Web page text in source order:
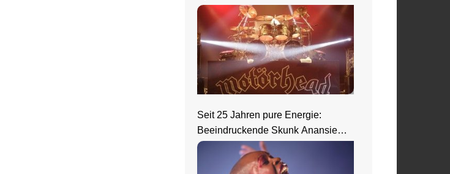
Seit 25 Jahren pure Energie:
Beeindruckende Skunk Anansie
Show in Wiesbaden